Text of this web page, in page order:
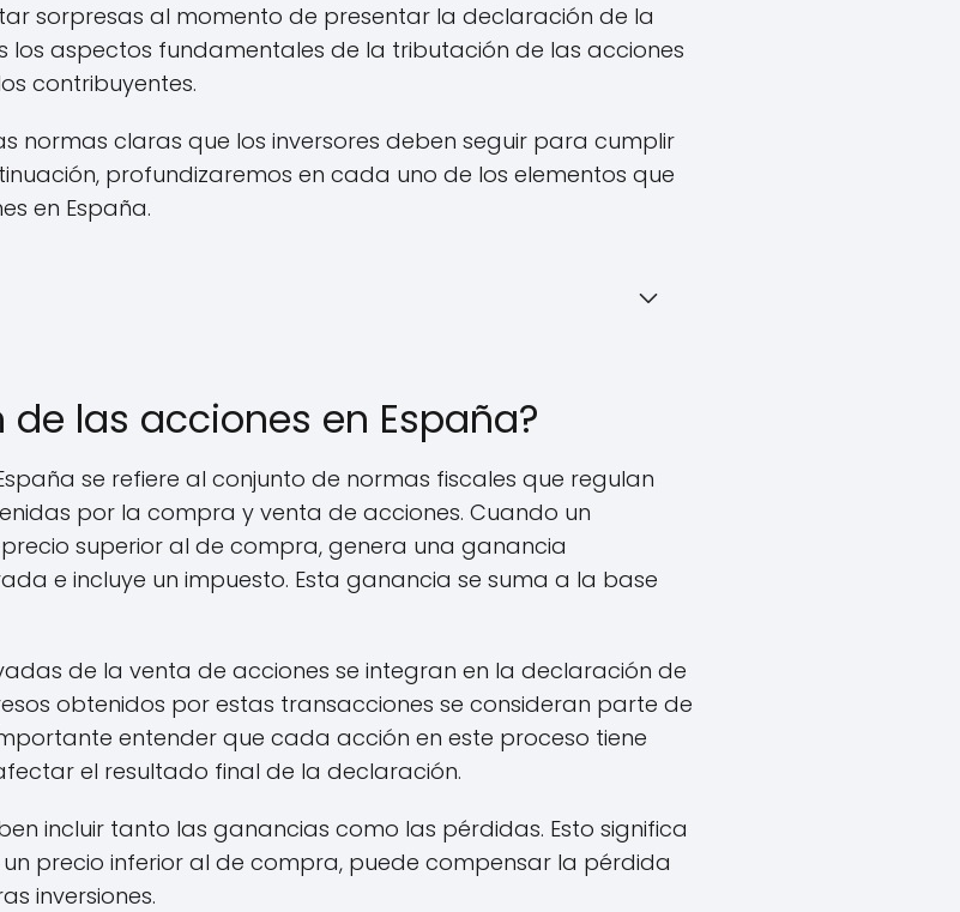
sorpresas al momento de presentar la declaración de la
los aspectos fundamentales de la tributación de las acciones
contribuyentes.
normas claras que los inversores deben seguir para cumplir
profundizaremos en cada uno de los elementos que
en España.
las acciones en España?
se refiere al conjunto de normas fiscales que regulan
por la compra y venta de acciones. Cuando un
superior al de compra, genera una ganancia
e incluye un impuesto. Esta ganancia se suma a la base
de la venta de acciones se integran en la declaración de
obtenidos por estas transacciones se consideran parte de
entender que cada acción en este proceso tiene
el resultado final de la declaración.
incluir tanto las ganancias como las pérdidas. Esto significa
precio inferior al de compra, puede compensar la pérdida
inversiones.